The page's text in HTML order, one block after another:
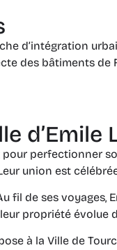
d’intégration
des bâtiments
d’Emile
perfectionner
union est
de ses voyages,
propriété évolue
à la Ville de